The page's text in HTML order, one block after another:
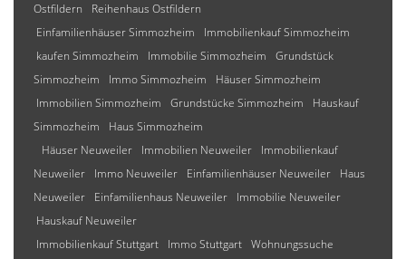
Ostfildern
Reihenhaus Ostfildern
Einfamilienhäuser Simmozheim
Immobilienkauf Simmozheim
kaufen Simmozheim
Immobilie Simmozheim
Grundstück
Simmozheim
Immo Simmozheim
Häuser Simmozheim
Immobilien Simmozheim
Grundstücke Simmozheim
Hauskauf
Simmozheim
Haus Simmozheim
Häuser Neuweiler
Immobilien Neuweiler
Immobilienkauf
Neuweiler
Immo Neuweiler Einfamilienhäuser Neuweiler
Haus
Neuweiler
Einfamilienhaus Neuweiler
Immobilie Neuweiler
Hauskauf Neuweiler
Immobilienkauf Stuttgart
Immo Stuttgart Wohnungssuche